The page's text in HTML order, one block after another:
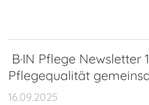
B·IN Pflege Newsletter
Pflegequalität
16.09.2025